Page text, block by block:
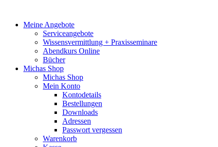
springenMeine Angebote
Serviceangebote
Wissensvermittlung + Praxisseminare
Abendkurs Online
Bücher
Michas Shop
Michas Shop
Mein Konto
Kontodetails
Bestellungen
Downloads
Adressen
Passwort vergessen
Warenkorb